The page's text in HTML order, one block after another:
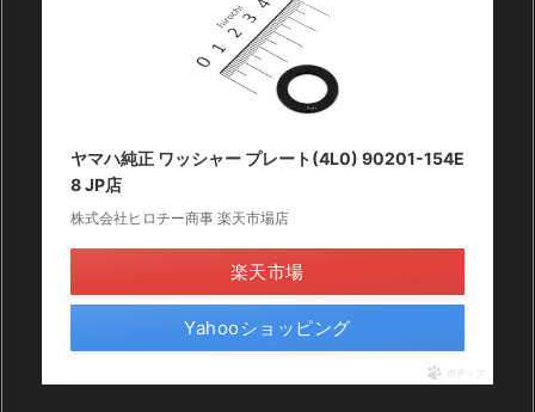
ヤマハ純正 ワッシャー プレート(4L0) 90201-154E
8 JP店
株式会社ヒロチー商事 楽天市場店
楽天市場
Yahooショッピング
ポチップ